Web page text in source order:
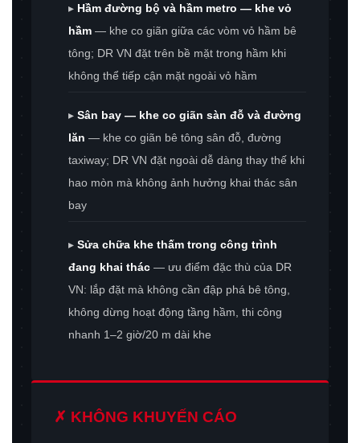
▸ Hầm đường bộ và hầm metro — khe vỏ
hầm — khe co giãn giữa các vòm vỏ hầm bê
tông; DR VN đặt trên bề mặt trong hầm khi
không thể tiếp cận mặt ngoài vỏ hầm
▸Sân bay — khe co giãn sàn đỗ và đường
lăn — khe co giãn bê tông sân đỗ, đường
taxiway; DR VN đặt ngoài dễ dàng thay thế khi
hao mòn mà không ảnh hưởng khai thác sân
bay
▸Sửa chữa khe thấm trong công trình
đang khai thác — ưu điểm đặc thù của DR
VN: lắp đặt mà không cần đập phá bê tông,
không dừng hoạt động tầng hầm, thi công
nhanh 1–2 giờ/20 m dài khe
✗ KHÔNG KHUYẾN CÁO